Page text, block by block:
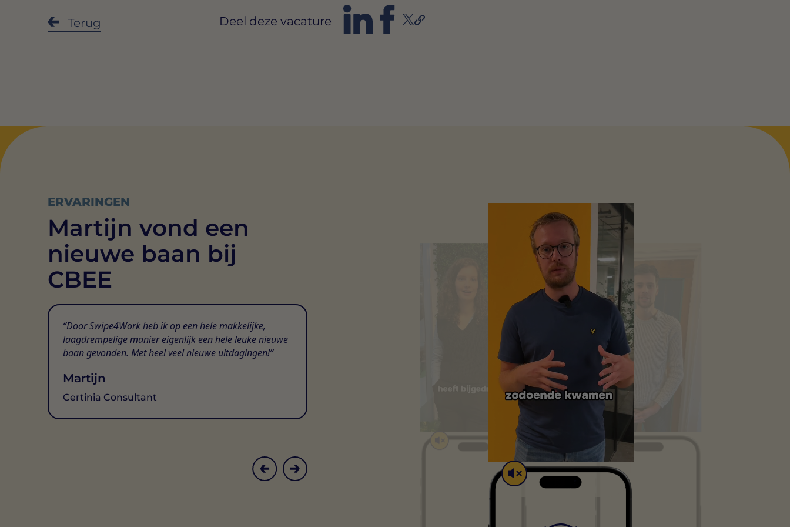
Terug Deel deze vacature
ERVARINGEN
Martijn vond een
nieuwe baan bij
CBEE
Door Swipe4Work heb ik op een hele makkelijke,
laagdrempelige manier eigenlijk een hele leuke nieuwe
baan gevonden. Met heel veel nieuwe uitdagingen!
Martijn
Certinia Consultant